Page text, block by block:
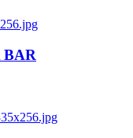
BAR